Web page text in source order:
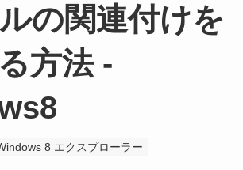
の関連付けを
方法 -
8 エクスプローラー